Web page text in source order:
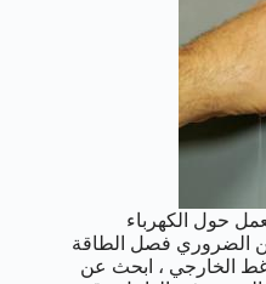
حول الكهرباء
من الضروري فصل الطاقة
الخارجي ، ابحث عن